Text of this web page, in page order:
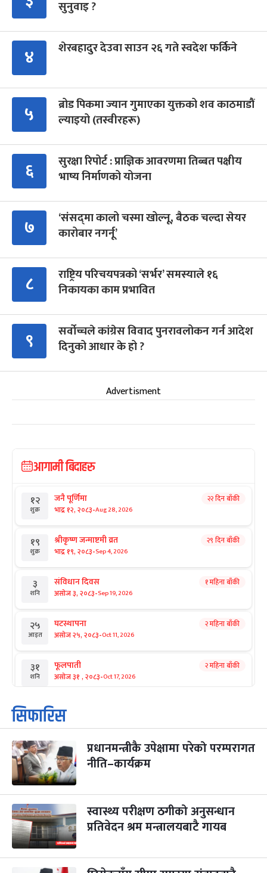
सुनुवाइ ?
४ शेरबहादुर देउवा साउन २६ गते स्वदेश फर्किने
५
ब्रोड पिकमा ज्यान गुमाएका युक्तको शव काठमाडौं
ल्याइयो (तस्वीरहरू)
६
सुरक्षा रिपोर्ट : प्राज्ञिक आवरणमा तिब्बत पक्षीय
भाष्य निर्माणको योजना
७
‘संसद्‍मा कालो चस्मा खोल्नू, बैठक चल्दा सेयर
कारोबार नगर्नू’
८
राष्ट्रिय परिचयपत्रको ‘सर्भर’ समस्याले १६
निकायका काम प्रभावित
९
सर्वोच्चले कांग्रेस विवाद पुनरावलोकन गर्न आदेश
दिनुको आधार के हो ?
Advertisment
आगामी बिदाहरु
१२
शुक्र
जनै पूर्णिमा
भाद्र १२, २०८३-Aug 28, 2026
२२ दिन बाँकी
१९
शुक्र
श्रीकृष्ण जन्माष्टमी व्रत
भाद्र १९, २०८३-Sep 4, 2026
२९ दिन बाँकी
३
शनि
संविधान दिवस
असोज ३, २०८३-Sep 19, 2026
१ महिना बाँकी
२५
आइत
घटस्थापना
असोज २५, २०८३-Oct 11, 2026
२ महिना बाँकी
३१
शनि
फूलपाती
असोज ३१ , २०८३-Oct 17, 2026
२ महिना बाँकी
१
आइत
कार्तिक सङ्क्रान्ति
कार्तिक १, २०८३
३
मंगल
महानवमी
कार्तिक ३, २०८३-Oct 20, 2026
२ महिना बाँकी
४
बुध कार्तिक ४, २०८३ Oct 21, 2026
५
बिहि
पापा‌ङ्कुशा एकादशी व्रत
कार्तिक ५, २०८३
२ महिना बाँकी
सिफारिस
प्रधानमन्त्रीकै उपेक्षामा परेको परम्परागत
नीति–कार्यक्रम
स्वास्थ्य परीक्षण ठगीको अनुसन्धान
प्रतिवेदन श्रम मन्त्रालयबाटै गायब